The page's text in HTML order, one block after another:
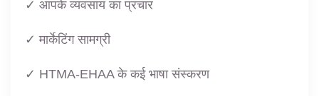
✓ आपके व्यवसाय का प्रचार
✓ मार्केटिंग सामग्री
✓ HTMA-EHAA के कई भाषा संस्करण